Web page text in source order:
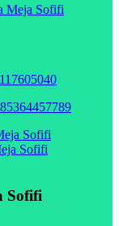
Sofifi